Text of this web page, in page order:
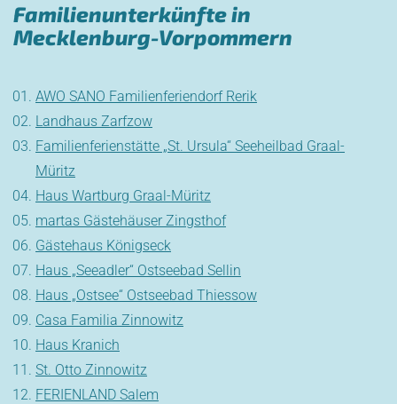
Familienunterkünfte in
Mecklenburg-Vorpommern
AWO SANO Familienferiendorf Rerik
Landhaus Zarfzow
Familienferienstätte „St. Ursula“ Seeheilbad Graal-
Müritz
Haus Wartburg Graal-Müritz
martas Gästehäuser Zingsthof
Gästehaus Königseck
Haus „Seeadler“ Ostseebad Sellin
Haus „Ostsee“ Ostseebad Thiessow
Casa Familia Zinnowitz
Haus Kranich
St. Otto Zinnowitz
FERIENLAND Salem